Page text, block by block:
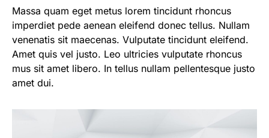
Massa quam eget metus lorem tincidunt rhoncus
imperdiet pede aenean eleifend donec tellus. Nullam
venenatis sit maecenas. Vulputate tincidunt eleifend.
Amet quis vel justo. Leo ultricies vulputate rhoncus
mus sit amet libero. In tellus nullam pellentesque justo
amet dui.